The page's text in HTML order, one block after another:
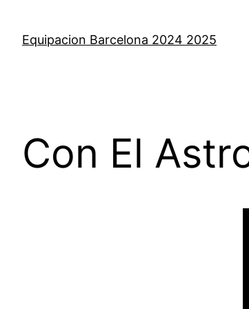
contenido
Equipacion Barcelona 2024 2025
Con El